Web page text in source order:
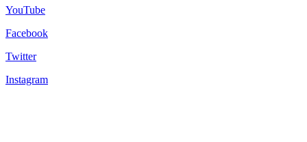
YouTube
Facebook
Twitter
Instagram